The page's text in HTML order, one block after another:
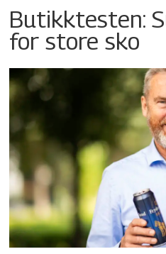
Butikktesten:
for store sko